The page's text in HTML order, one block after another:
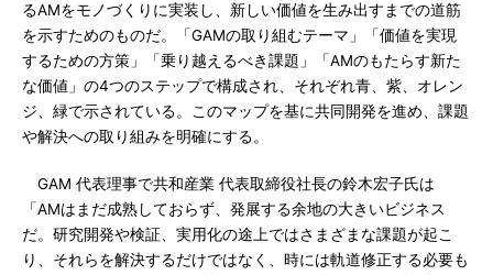
るAMをモノづくりに実装し、新しい価値を生み出すまでの道筋
を示すためのものだ。「GAMの取り組むテーマ」「価値を実現
するための方策」「乗り越えるべき課題」「AMのもたらす新た
な価値」の4つのステップで構成され、それぞれ青、紫、オレン
ジ、緑で示されている。このマップを基に共同開発を進め、課題
や解決への取り組みを明確にする。
GAM 代表理事で共和産業 代表取締役社長の鈴木宏子氏は
「AMはまだ成熟しておらず、発展する余地の大きいビジネス
だ。研究開発や検証、実用化の途上ではさまざまな課題が起こ
り、それらを解決するだけではなく、時には軌道修正する必要も